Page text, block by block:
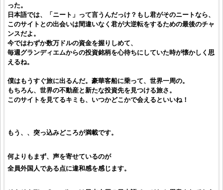
った。
日本語では、「ニート」って言うんだっけ？もし君がそのニートなら、
このサイトとの出会いは間違いなく君が大逆転をするための最後のチャ
ンスだよ。
今ではわずか数万ドルの資金を握りしめて、
毎週グランディエムからの投資銘柄を心待ちにしていた時が懐かしく思
えるね。
僕はもうすぐ旅に出るんだ。豪華客船に乗って、世界一周の。
もちろん、世界の不動産と新たな投資先を見つける旅さ。
このサイトを見てるキミも、いつかどこかで会えるといいね！
もう、、突っ込みどころが満載です。
何よりもまず、声を寄せているのが
全員外国人である点に違和感を感じます。